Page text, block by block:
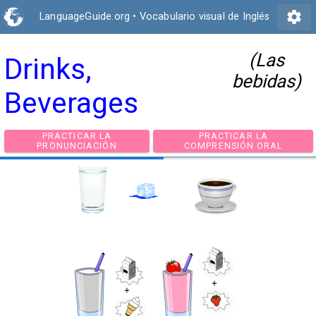
LanguageGuide.org • Vocabulario visual de Inglés settings
Drinks,
Beverages
(Las
bebidas)
PRACTICAR LA
PRONUNCIACIÓN
PRACTICAR LA